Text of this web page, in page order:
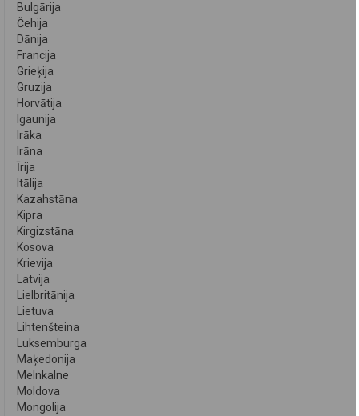
Bulgārija
Čehija
Dānija
Francija
Grieķija
Gruzija
Horvātija
Igaunija
Irāka
Irāna
Īrija
Itālija
Kazahstāna
Kipra
Kirgizstāna
Kosova
Krievija
Latvija
Lielbritānija
Lietuva
Lihtenšteina
Luksemburga
Maķedonija
Melnkalne
Moldova
Mongolija